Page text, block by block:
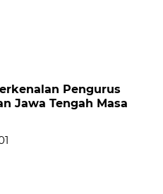
Pengurus
Jawa Tengah Masa